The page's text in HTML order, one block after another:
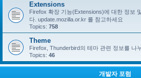
Extensions
Firefox 확장 기능(Extensions)에 대한 정보
다. update.mozilla.or.kr 를 참고하세요
Topics: 758
Theme
Firefox, Thunderbird의 테마 관련 정보를 나
Topics: 46
개발자 포럼